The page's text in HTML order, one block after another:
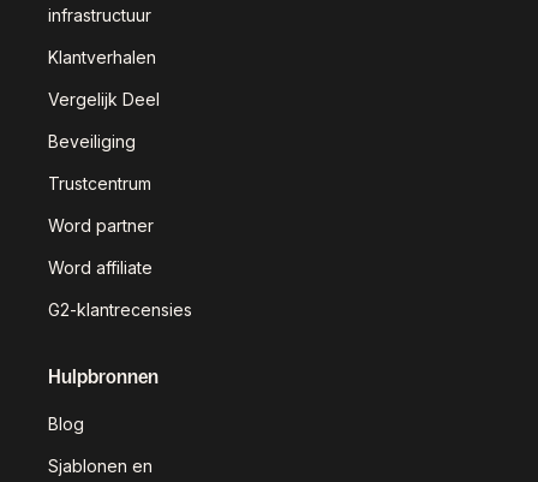
infrastructuur
Klantverhalen
Vergelijk Deel
Beveiliging
Trustcentrum
Word partner
Word affiliate
G2-klantrecensies
Hulpbronnen
Blog
Sjablonen en